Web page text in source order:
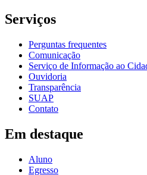
Serviços
Perguntas frequentes
Comunicação
Serviço de Informação ao
Ouvidoria
Transparência
SUAP
Contato
Em destaque
Aluno
Egresso